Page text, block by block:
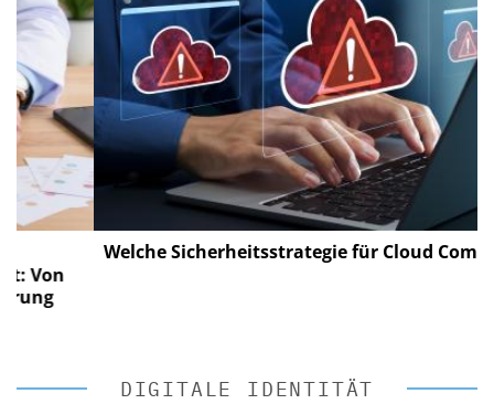
Welche Sicherheitsstrategie für Cloud
DIGITALE IDENTITÄT